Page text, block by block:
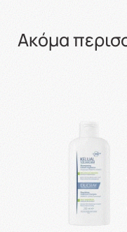
Ακόμα